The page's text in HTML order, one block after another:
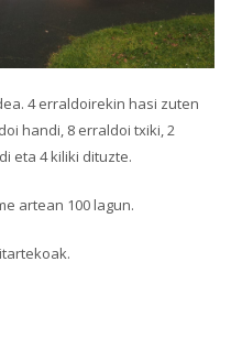
4 erraldoirekin hasi zuten
handi, 8 erraldoi txiki, 2
eta 4 kiliki dituzte.
artean 100 lagun.